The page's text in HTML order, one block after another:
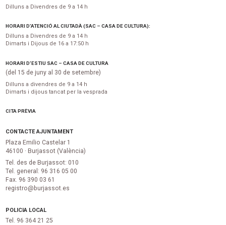
Dilluns a Divendres de 9 a 14 h
HORARI D’ATENCIÓ AL CIUTADÀ (SAC – CASA DE CULTURA):
Dilluns a Divendres de 9 a 14 h
Dimarts i Dijous de 16 a 17:50 h
HORARI D’ESTIU SAC – CASA DE CULTURA
(del 15 de juny al 30 de setembre)
Dilluns a divendres de 9 a 14 h
Dimarts i dijous tancat per la vesprada
CITA PRÈVIA
CONTACTE AJUNTAMENT
Plaza Emilio Castelar 1
46100 · Burjassot (València)
Tel. des de Burjassot: 010
Tel. general: 96 316 05 00
Fax. 96 390 03 61
registro@burjassot.es
POLICIA LOCAL
Tel. 96 364 21 25